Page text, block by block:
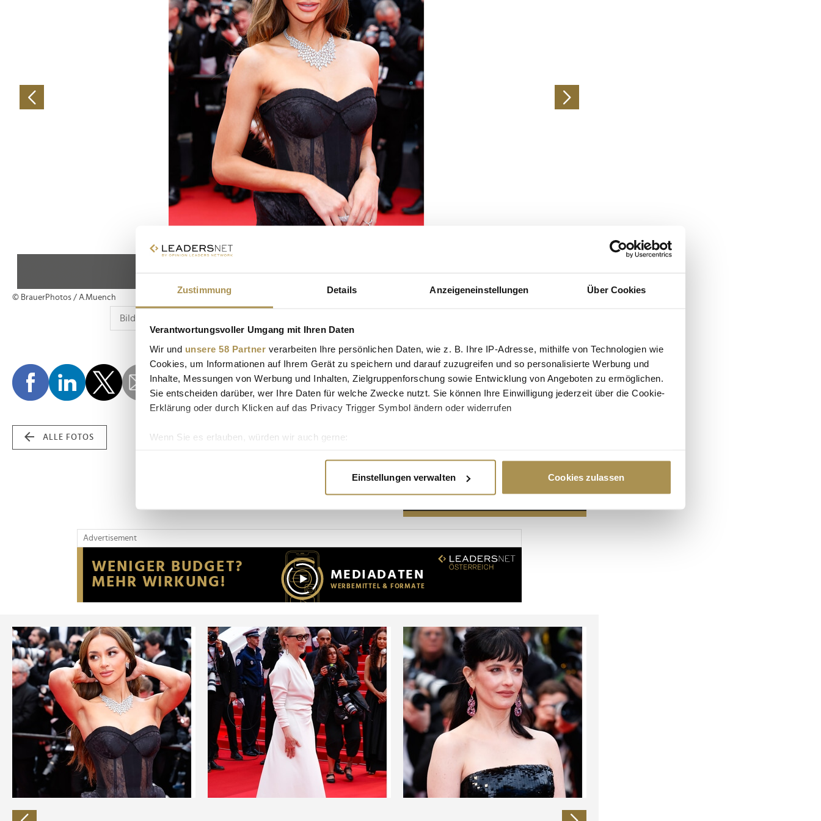
Zustimmung Details Anzeigeneinstellungen Über Cookies
Verantwortungsvoller Umgang mit Ihren Daten
Wir und unsere 58 Partner verarbeiten Ihre persönlichen Daten, wie z. B. Ihre IP-Adresse, mithilfe von Technologien wie
Cookies, um Informationen auf Ihrem Gerät zu speichern und darauf zuzugreifen und so personalisierte Werbung und
Inhalte, Messungen von Werbung und Inhalten, Zielgruppenforschung sowie Entwicklung von Angeboten zu ermöglichen.
Sie entscheiden darüber, wer Ihre Daten für welche Zwecke nutzt. Sie können Ihre Einwilligung jederzeit über die Cookie-
Erklärung oder durch Klicken auf das Privacy Trigger Symbol ändern oder widerrufen
Wenn Sie es erlauben, würden wir auch gerne:
Erfahren Sie mehr darüber, wie Ihre persönlichen Daten verarbeitet werden, und legen Sie Ihre Präferenzen im
Wir verwenden Cookies, um Inhalte und Anzeigen zu personalisieren, Funktionen für soziale Medien anbieten zu können
Website an unsere Partner für soziale Medien, Werbung und Analysen weiter. Unsere Partner führen diese Informationen
möglicherweise mit weiteren Daten zusammen, die Sie ihnen bereitgestellt haben oder die sie im Rahmen Ihrer Nutzung
der Dienste gesammelt haben.
Einstellungen verwalten Cookies zulassen
© BrauerPhotos / A.Muench
ALLE FOTOS
Advertisement
Advertisement